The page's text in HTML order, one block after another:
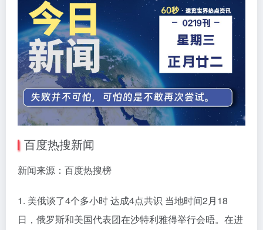
百度热搜新闻
新闻来源：百度热搜榜
1. 美俄谈了4个多小时 达成4点共识 当地时间2月18
日，俄罗斯和美国代表团在沙特利雅得举行会晤。在进